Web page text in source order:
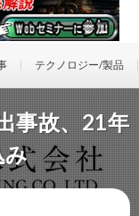
テクノロジー/製品
事故、21年
み